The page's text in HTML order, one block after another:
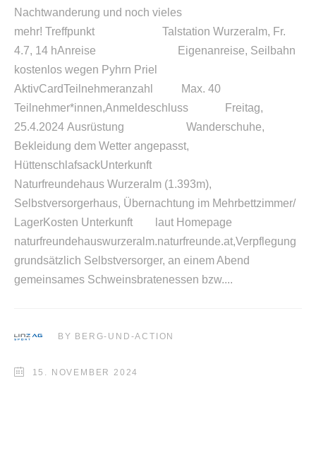
Nachtwanderung und noch vieles
mehr! Treffpunkt Talstation Wurzeralm, Fr.
4.7, 14 hAnreise Eigenanreise, Seilbahn
kostenlos wegen Pyhrn Priel
AktivCardTeilnehmeranzahl Max. 40
Teilnehmer*innen,Anmeldeschluss Freitag,
25.4.2024 Ausrüstung Wanderschuhe,
Bekleidung dem Wetter angepasst,
HüttenschlafsackUnterkunft
Naturfreundehaus Wurzeralm (1.393m),
Selbstversorgerhaus, Übernachtung im Mehrbettzimmer/
LagerKosten Unterkunft laut Homepage
grundsätzlich Selbstversorger, an einem Abend
gemeinsames Schweinsbratenessen bzw.
BY BERG-UND-ACTION
15. NOVEMBER 2024